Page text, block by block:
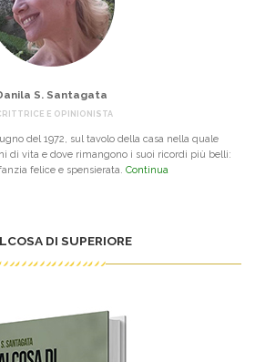
S. Santagata
E OPINIONISTA
del 1972, sul tavolo della casa nella quale
di vita e dove rimangono i suoi ricordi più belli:
felice e spensierata. Continua
DI SUPERIORE